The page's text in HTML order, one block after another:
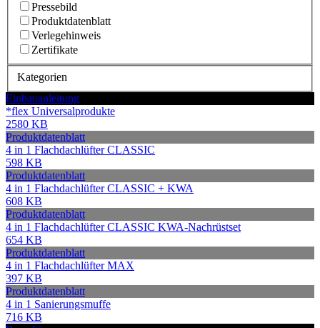
Pressebild
Produktdatenblatt
Verlegehinweis
Zertifikate
Kategorien
Einbauanleitung
*flex Universalprodukte
2580 KB
Produktdatenblatt
4 in 1 Flachdachlüfter CLASSIC
598 KB
Produktdatenblatt
4 in 1 Flachdachlüfter CLASSIC + KWA
608 KB
Produktdatenblatt
4 in 1 Flachdachlüfter CLASSIC KWA-Nachrüstset
654 KB
Produktdatenblatt
4 in 1 Flachdachlüfter MAX
397 KB
Produktdatenblatt
4 in 1 Sanierungsmuffe
716 KB